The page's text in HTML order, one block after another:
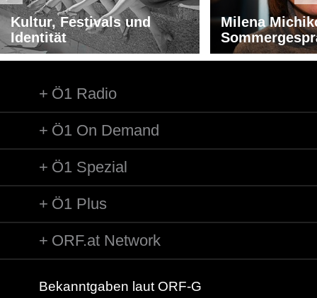
Kultur, Festivals und
Identität
Milena
Ö1 Radio
Ö1 On Demand
Ö1 Spezial
Ö1 Plus
ORF.at Network
Bekanntgaben laut ORF-G